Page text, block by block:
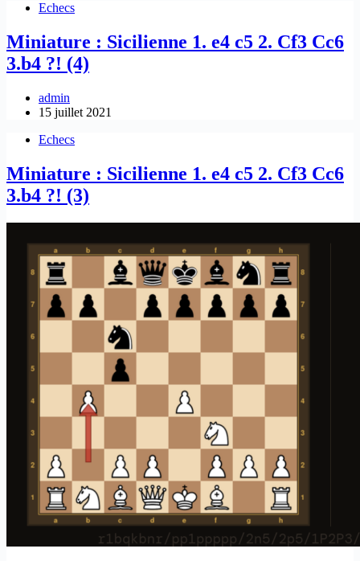
Echecs
Miniature : Sicilienne 1. e4 c5 2. Cf3 Cc6
3.b4 ?! (4)
admin
15 juillet 2021
Echecs
Miniature : Sicilienne 1. e4 c5 2. Cf3 Cc6
3.b4 ?! (3)